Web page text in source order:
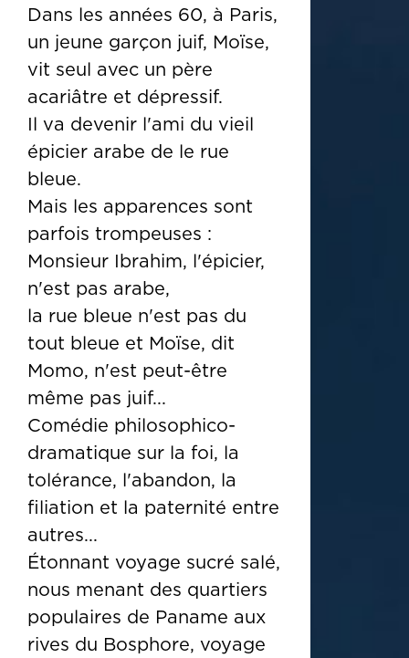
Dans les années 60, à Paris,
un jeune garçon juif, Moïse,
vit seul avec un père
acariâtre et dépressif.
Il va devenir l'ami du vieil
épicier arabe de le rue
bleue.
Mais les apparences sont
parfois trompeuses :
Monsieur Ibrahim, l'épicier,
n'est pas arabe,
la rue bleue n'est pas du
tout bleue et Moïse, dit
Momo, n'est peut-être
même pas juif...
Comédie philosophico-
dramatique sur la foi, la
tolérance, l'abandon, la
filiation et la paternité entre
autres...
Étonnant voyage sucré salé,
nous menant des quartiers
populaires de Paname aux
rives du Bosphore, voyage